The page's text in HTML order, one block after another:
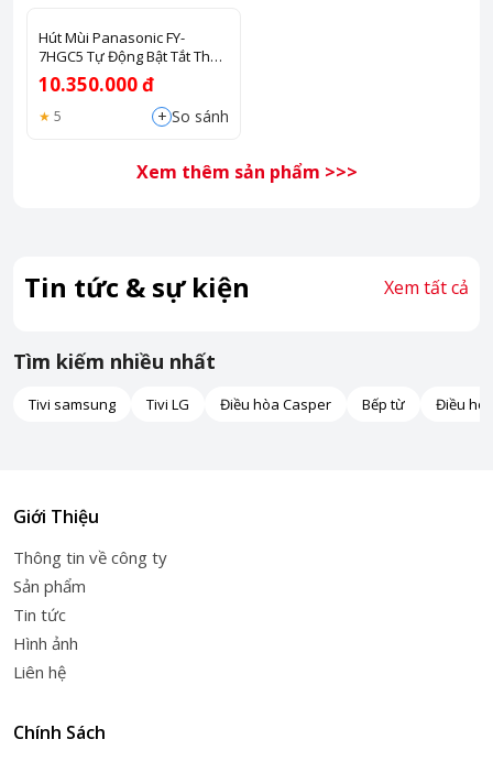
Hút Mùi Panasonic FY-
7HGC5 Tự Động Bật Tắt Theo
Bếp Từ
10.350.000 đ
5 + So sánh
Xem thêm sản phẩm >>>
Tin tức & sự kiện Xem tất cả
Tìm kiếm nhiều nhất
Tivi samsung Tivi LG Điều hòa Casper Bếp từ Điều
Giới Thiệu
Thông tin về công ty
Sản phẩm
Tin tức
Hình ảnh
Liên hệ
Chính Sách